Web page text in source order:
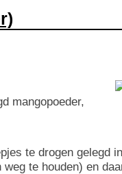
mangopoeder,
te drogen gelegd
te houden) en